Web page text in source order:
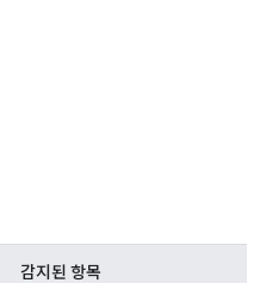
감지된 항목